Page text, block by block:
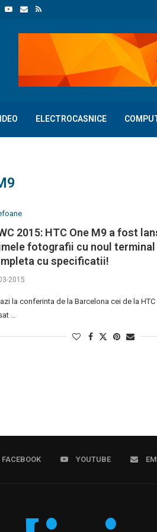
ELECTROCASNICE
2015: HTC One M9 a fost
fotografii cu noul
cu specificatii!
2015
la conferinta de la Barcelona cei de la
…
FACEBOOK YOUTUBE